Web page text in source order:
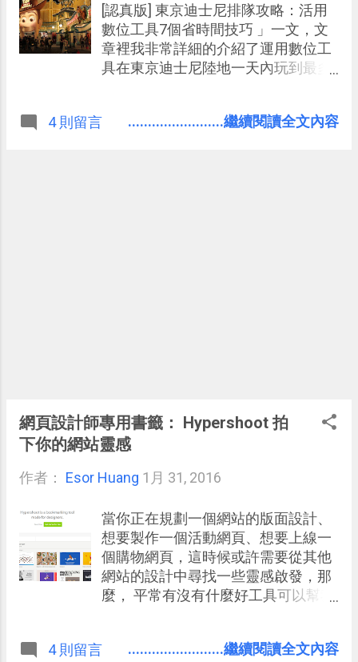
[認真版] 東京迪士尼排隊攻略：活用
數位工具7個省時間技巧 」一文，文
章裡我非常詳細的介紹了運用數位工
具在東京迪士尼陸地一天內玩到最多
又去了一次東京迪士尼海洋，我如法
4 則留言 ........................繼續閱讀全文內容
網頁設計師專用書籤： Hypershoot 拍
下你的網站靈感
作者： Esor Huang 1月 31, 2016
當你正在規劃一個網站的版面設計、
想要製作一個活動網頁、想要上線一
個購物網頁，這時候或許需要從其他
網站的設計中尋找一些靈感啟發，那
麼， 平常有沒有什麼好工具可以幫我
的書籤儲存這些網站的網址連結？
4 則留言 ........................繼續閱讀全文內容